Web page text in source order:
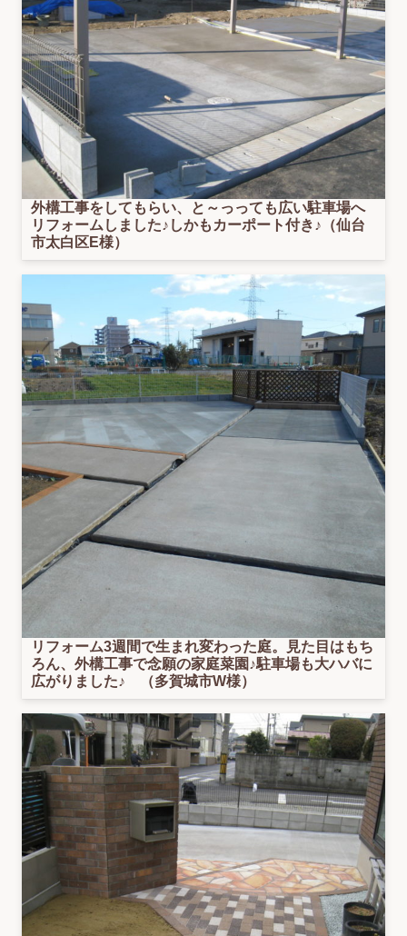
外構工事をしてもらい、と～っっても広い駐車場へ
リフォームしました♪しかもカーポート付き♪（仙台
市太白区E様）
リフォーム3週間で生まれ変わった庭。見た目はもち
ろん、外構工事で念願の家庭菜園♪駐車場も大ハバに
広がりました♪ （多賀城市W様）